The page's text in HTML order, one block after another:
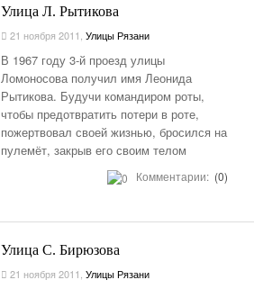
Улица Л. Рытикова
21 ноября 2011 Улицы Рязани
В 1967 году 3-й проезд улицы
Ломоносова получил имя Леонида
Рытикова. Будучи командиром роты,
чтобы предотвратить потери в роте,
пожертвовал своей жизнью, бросился на
пулемёт, закрыв его своим телом
Комментарии: (0)
Улица С. Бирюзова
21 ноября 2011, Улицы Рязани